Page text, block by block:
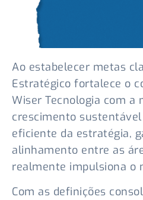
Ao estabelecer metas
Estratégico fortalece o
Wiser Tecnologia com a
crescimento sustentável
eficiente da estratégia,
alinhamento entre as
realmente impulsiona o
Com as definições